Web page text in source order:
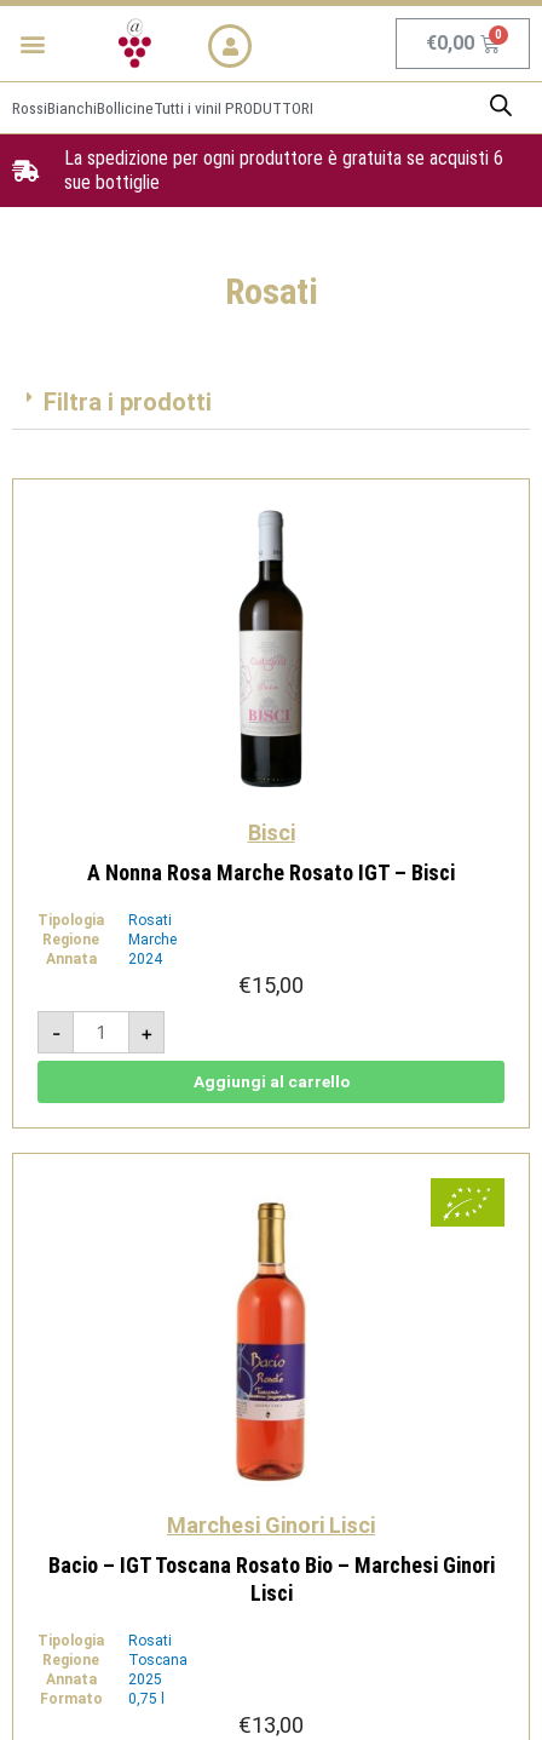
Vai
Menu €0,00
RossiBianchiBollicineTutti i viniI PRODUTTORI
La spedizione per ogni produttore è gratuita se acquisti 6
sue bottiglie
Rosati
Filtra i prodotti
Bisci
A Nonna Rosa Marche Rosato IGT – Bisci
Tipologia
Rosati
Regione
Marche
Annata
2024
€15,00
-
A
Nonna
Rosa
Marche
Bisci
+
Aggiungi al carrello
Marchesi Ginori Lisci
Bacio – IGT Toscana Rosato Bio – Marchesi Ginori
Lisci
Tipologia
Rosati
Regione
Toscana
Annata
2025
Formato
0,75 l
€13,00